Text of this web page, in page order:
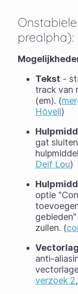
prealpha):
Tekst -
track van
(em). (
Hövell)
gat
Deif Lou)
optie
zullen. (
anti-
verzoek 2